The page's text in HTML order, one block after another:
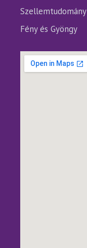
Szellemtudomány
Fény és Gyöngy